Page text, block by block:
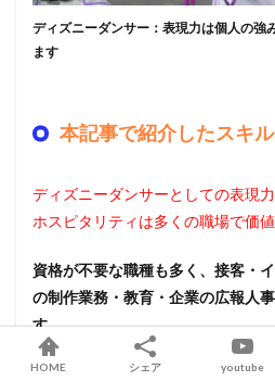
ディズニーダンサー：表現力は個人の強
ます
本記事で紹介したスキ
ディズニーダンサーとしての表現
ホスピタリティは多くの職場で価値
資格が不要な職種も多く、接客・
の制作業務・教育・企業の広報人
す。
HOME シェア youtube